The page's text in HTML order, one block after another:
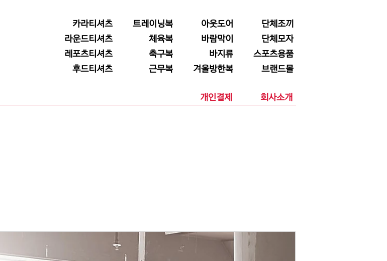
카라티셔츠 트레이닝복 아웃도어
단체조끼
라운드티셔츠
체육복 바람막이
단체모자
레포츠티셔츠
축구복 바지류
스포츠용품
후드티셔츠
근무복 겨울방한복 브랜드몰
개인결제 회사소개